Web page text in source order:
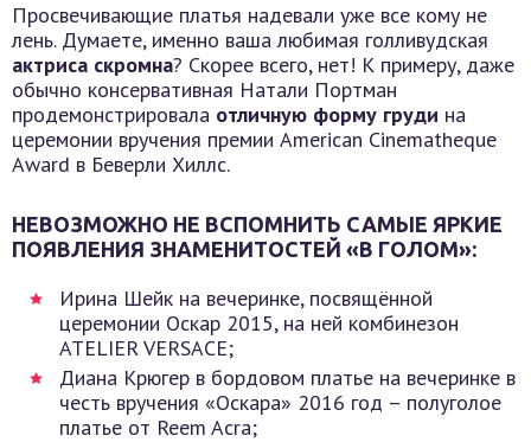
Просвечивающие платья надевали уже все кому не
лень. Думаете, именно ваша любимая голливудская
актриса скромна? Скорее всего, нет! К примеру, даже
обычно консервативная Натали Портман
продемонстрировала отличную форму груди на
церемонии вручения премии American Cinematheque
Award в Беверли Хиллс.
НЕВОЗМОЖНО НЕ ВСПОМНИТЬ САМЫЕ ЯРКИЕ
ПОЯВЛЕНИЯ ЗНАМЕНИТОСТЕЙ «В ГОЛОМ»:
Ирина Шейк на вечеринке, посвящённой
церемонии Оскар 2015, на ней комбинезон
ATELIER VERSACE;
Диана Крюгер в бордовом платье на вечеринке в
честь вручения «Оскара» 2016 год – полуголое
платье от Reem Acra;